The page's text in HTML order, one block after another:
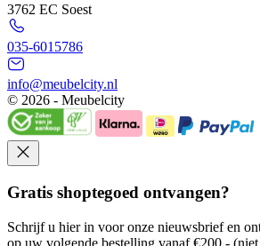
3762 EC Soest
035-6015786
info@meubelcity.nl
© 2026 - Meubelcity
Gratis shoptegoed ontvangen?
Schrijf u hier in voor onze nieuwsbrief en
op uw volgende bestelling vanaf €200,-